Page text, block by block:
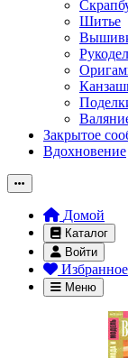
Шитье
Закрытое
Вдохновение
Домой
Каталог
Войти
Избранное
Меню